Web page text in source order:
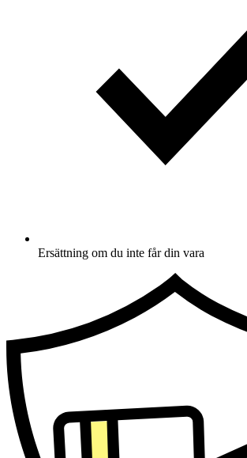
Ersättning om du inte får din vara